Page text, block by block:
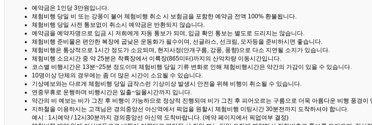
예약금은 1인당 3만원입니다.
체험비행 당일 비 또는 강풍이 불어 체험비행 취소 시 보험금을 포함한 예약금 전액 100% 환불됩니다.
체험비행 당일 사전 통보없이 취소시 예약금은 반환되지 않습니다.
예약금을 예약자명으로 입금 시 저희에게 자동 통보가 되며, 입금 확인 통보는 별도로 드리지는 않습니다.
체험비행 준비물은 편안한 복장에 굽낮은 운동화가 필수이며, 선글라스, 선크림, 모자등을 준비하시면 좋습니다.
체험비행은 통상적으로 1시간 정도가 소요되며, 현지사정(안개구름, 강풍, 풍향)으로 다소 지연될 소지가 있습니다.
체험비행 소요시간 중 약 25분은 착륙장에서 이륙장(865미터)까지의 산악차량 이동시간입니다.
코스별 비행시간은 13분~25분 정도이며 체험비행 당일 기류 변화로 인해 체험비행시간은 약간의 가감이 있을 수 있습니다.
10명이상 단체의 경우에는 좀 더 많은 시간이 소요될 수 있습니다.
기상예보와는 다르게 체험비행 당일 급작스런 기상이상 발생시 안전을 위해 비행이 취소될 수 있습니다.
연중무휴로 운행하며 비행시간은 일출~일몰시간까지 입니다.
약간의 비 예보는 비가 그친 후 비행이 가능하므로 정상적 진행되며 비가 그친 후 피어오르는 구름으로 더욱 아름다운 비행 풍경이
지하철을 이용하시는 고객님은 경의중앙선 아신역에서 픽업을 원할시 체험비행 미팅시간 30분전까지 도착하셔야 합니다.
예시 : 1시예약 / 12시30분까지 경의중앙선 아신역 도착바랍니다. (예약 페이지에서 픽업여부 결정)